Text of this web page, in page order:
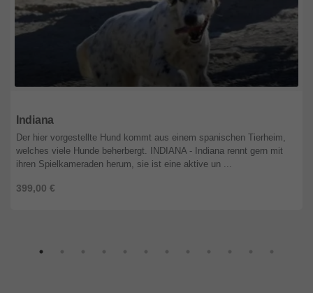
Indiana
399,00 €
Der hier vorgestellte Hund kommt aus einem spanischen Tierheim,
welches viele Hunde beherbergt. INDIANA - Indiana rennt gern mit
ihren Spielkameraden herum, sie ist eine aktive un ...